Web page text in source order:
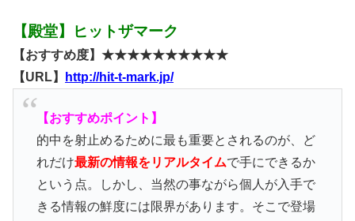
【殿堂】ヒットザマーク
【おすすめ度】★★★★★★★★★★
【URL】
http://hit-t-mark.jp/
【おすすめポイント】
的中を射止めるために最も重要とされるのが、ど
れだけ最新の情報をリアルタイムで手にできるか
という点。しかし、当然の事ながら個人が入手で
きる情報の鮮度には限界があります。そこで登場